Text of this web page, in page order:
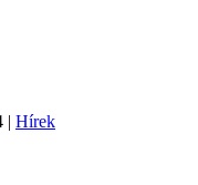
| Hírek